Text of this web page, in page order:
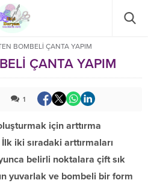
BOMBELİ ÇANTA YAPIM
ÇANTA YAPIM
1
için arttırma
iki sıradaki arttırmaları
belirli noktalara çift sık
yuvarlak ve bombeli bir form